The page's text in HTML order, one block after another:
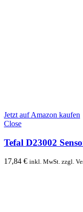
Jetzt auf Amazon kaufen
Close
Tefal D23002
17,84 € inkl. MwSt. zzgl.